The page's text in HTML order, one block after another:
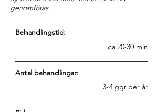
genomföras.
​​Behandlingstid:
ca 20-30 min
Antal behandlingar:
3-4 ggr per år